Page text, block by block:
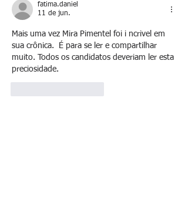
fatima.daniel
11 de jun.
Mais uma vez Mira Pimentel foi i ncrivel em
sua crônica.  É para se ler e compartilhar
muito. Todos os candidatos deveriam ler esta
preciosidade.